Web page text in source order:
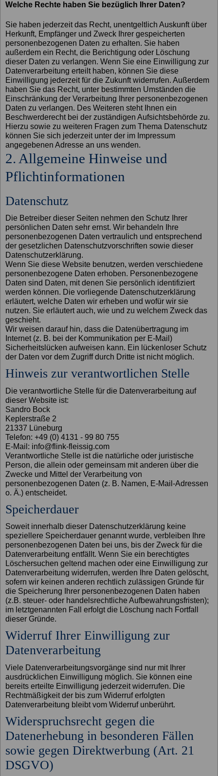
Welche Rechte haben Sie bezüglich Ihrer Daten?
Sie haben jederzeit das Recht, unentgeltlich Auskunft über
Herkunft, Empfänger und Zweck Ihrer gespeicherten
personenbezogenen Daten zu erhalten. Sie haben
außerdem ein Recht, die Berichtigung oder Löschung
dieser Daten zu verlangen. Wenn Sie eine Einwilligung zur
Datenverarbeitung erteilt haben, können Sie diese
Einwilligung jederzeit für die Zukunft widerrufen. Außerdem
haben Sie das Recht, unter bestimmten Umständen die
Einschränkung der Verarbeitung Ihrer personenbezogenen
Daten zu verlangen. Des Weiteren steht Ihnen ein
Beschwerderecht bei der zuständigen Aufsichtsbehörde zu.
Hierzu sowie zu weiteren Fragen zum Thema Datenschutz
können Sie sich jederzeit unter der im Impressum
angegebenen Adresse an uns wenden.
2. Allgemeine Hinweise und
Pflichtinformationen
Datenschutz
Die Betreiber dieser Seiten nehmen den Schutz Ihrer
persönlichen Daten sehr ernst. Wir behandeln Ihre
personenbezogenen Daten vertraulich und entsprechend
der gesetzlichen Datenschutzvorschriften sowie dieser
Datenschutzerklärung.
Wenn Sie diese Website benutzen, werden verschiedene
personenbezogene Daten erhoben. Personenbezogene
Daten sind Daten, mit denen Sie persönlich identifiziert
werden können. Die vorliegende Datenschutzerklärung
erläutert, welche Daten wir erheben und wofür wir sie
nutzen. Sie erläutert auch, wie und zu welchem Zweck das
geschieht.
Wir weisen darauf hin, dass die Datenübertragung im
Internet (z. B. bei der Kommunikation per E-Mail)
Sicherheitslücken aufweisen kann. Ein lückenloser Schutz
der Daten vor dem Zugriff durch Dritte ist nicht möglich.
Hinweis zur verantwortlichen Stelle
Die verantwortliche Stelle für die Datenverarbeitung auf
dieser Website ist:
Sandro Bock
Keplerstraße 2
21337 Lüneburg
Telefon: +49 (0) 4131 - 99 80 755
E-Mail: info@flink-fleissig.com
Verantwortliche Stelle ist die natürliche oder juristische
Person, die allein oder gemeinsam mit anderen über die
Zwecke und Mittel der Verarbeitung von
personenbezogenen Daten (z. B. Namen, E-Mail-Adressen
o. Ä.) entscheidet.
Speicherdauer
Soweit innerhalb dieser Datenschutzerklärung keine
speziellere Speicherdauer genannt wurde, verbleiben Ihre
personenbezogenen Daten bei uns, bis der Zweck für die
Datenverarbeitung entfällt. Wenn Sie ein berechtigtes
Löschersuchen geltend machen oder eine Einwilligung zur
Datenverarbeitung widerrufen, werden Ihre Daten gelöscht,
sofern wir keinen anderen rechtlich zulässigen Gründe für
die Speicherung Ihrer personenbezogenen Daten haben
(z.B. steuer- oder handelsrechtliche Aufbewahrungsfristen);
im letztgenannten Fall erfolgt die Löschung nach Fortfall
dieser Gründe.
Widerruf Ihrer Einwilligung zur
Datenverarbeitung
Viele Datenverarbeitungsvorgänge sind nur mit Ihrer
ausdrücklichen Einwilligung möglich. Sie können eine
bereits erteilte Einwilligung jederzeit widerrufen. Die
Rechtmäßigkeit der bis zum Widerruf erfolgten
Datenverarbeitung bleibt vom Widerruf unberührt.
Widerspruchsrecht gegen die
Datenerhebung in besonderen Fällen
sowie gegen Direktwerbung (Art. 21
DSGVO)